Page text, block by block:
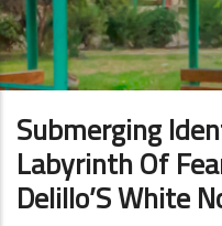
Submerging
Labyrinth Of
Delillo’S White